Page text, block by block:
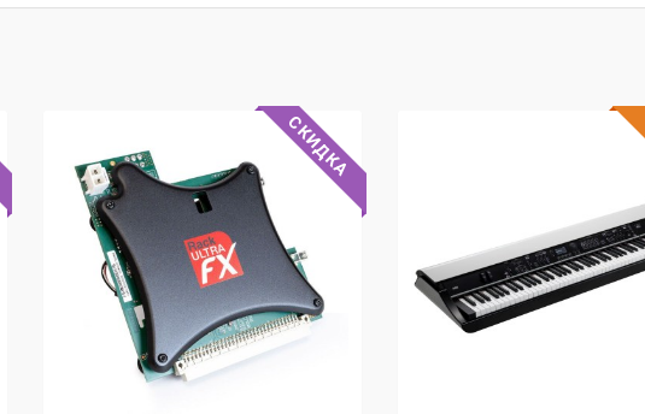
СКИДКА